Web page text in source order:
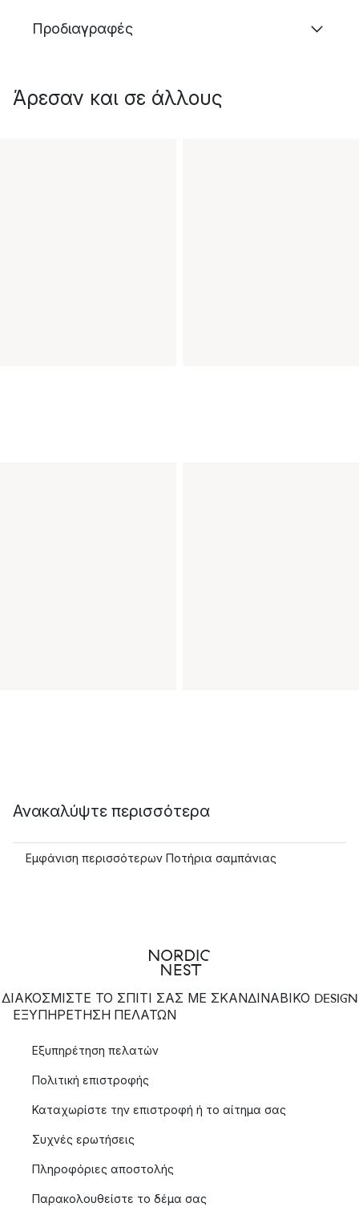
Προδιαγραφές
Άρεσαν και σε άλλους
Ανακαλύψτε περισσότερα
Εμφάνιση περισσότερων Ποτήρια σαμπάνιας
ΔΙΑΚΟΣΜΙΣΤΕ ΤΟ ΣΠΙΤΙ ΣΑΣ ΜΕ ΣΚΑΝΔΙΝΑΒΙΚΟ DESIGN
ΕΞΥΠΗΡΈΤΗΣΗ ΠΕΛΑΤΏΝ
Εξυπηρέτηση πελατών
Πολιτική επιστροφής
Καταχωρίστε την επιστροφή ή το αίτημα σας
Συχνές ερωτήσεις
Πληροφόριες αποστολής
Παρακολουθείστε το δέμα σας